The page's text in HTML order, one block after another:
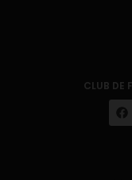
CLUB DE